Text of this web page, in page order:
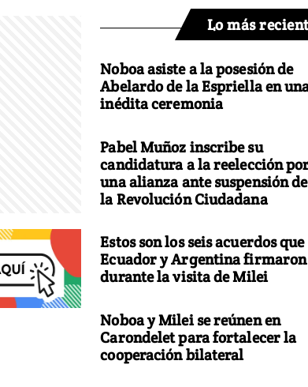
Lo más
Noboa asiste a la posesión de
Abelardo de la Espriella en
inédita ceremonia
Pabel Muñoz inscribe su
candidatura a la reelección
una alianza ante suspensión de
la Revolución Ciudadana
Estos son los seis acuerdos que
Ecuador y Argentina firmaron
durante la visita de Milei
Noboa y Milei se reúnen en
Carondelet para fortalecer la
cooperación bilateral